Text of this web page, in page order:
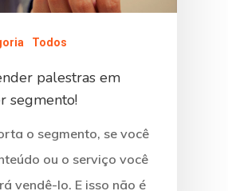
Todos
palestras em
segmento!
o segmento, se você
ou o serviço você
vendê-lo. E isso não é